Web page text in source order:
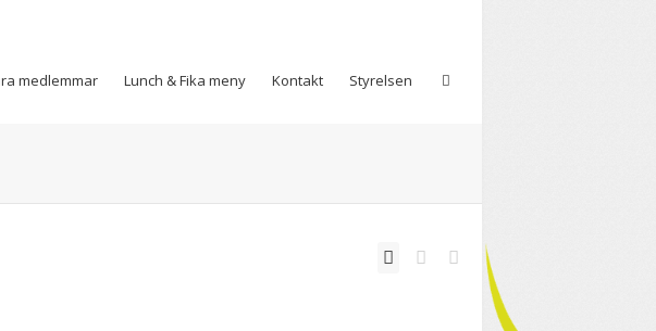
medlemmar Lunch & Fika meny Kontakt Styrelsen